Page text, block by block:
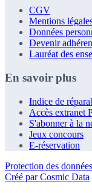
CGV
Mentions
Données
Devenir
Lauréat des
En savoir plus
Indice de
Accès extranet
S'abonner à la
Jeux concours
E-réservation
Protection des données
Créé par Cosmic Data